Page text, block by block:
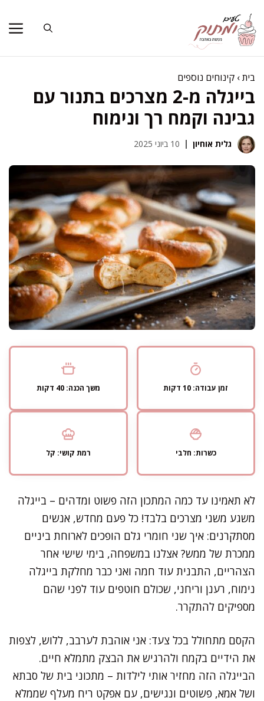
לתוכן
בית› קינוחים נוספים
בייגלה מ-2 מצרכים בתנור עם
גבינה וקמח רך ונימוח
גלית אוחיון 10 ביוני 2025
זמן עבודה: 10 דקות משך הכנה: 40 דקות
כשרות: חלבי רמת קושי: קל
לא תאמינו עד כמה המתכון הזה פשוט ומדהים – בייגלה
משגע משני מצרכים בלבד! כל פעם מחדש, אנשים
מסתקרנים: איך שני חומרי גלם הופכים לארוחת ביניים
ממכרת של ממש? אצלנו במשפחה, בימי שישי אחר
הצהריים, התבנית עוד חמה ואני כבר מחלקת בייגלה
נימוח, רענן וריחני, שכולם חוטפים עוד לפני שהם
מספיקים להתקרר.
הקסם מתחולל בכל צעד: אני אוהבת לערבב, ללוש, לצפות
את הידיים בקמח ולהרגיש את הבצק מתמלא חיים.
הבייגלה הזה מחזיר אותי לילדות – מתכוני בית של סבתא
ושל אמא, פשוטים ונגישים, עם אפקט ריח מעלף שממלא